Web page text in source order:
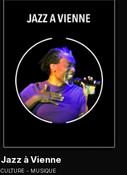
Jazz à Vienne
CULTURE MUSIQUE